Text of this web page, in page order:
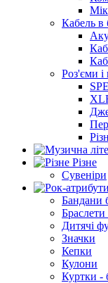
Кабель в
Роз'єми і
Різне
Сувеніри
Бандани
Дитячі
Значки
Кепки
Кулони
Куртки -